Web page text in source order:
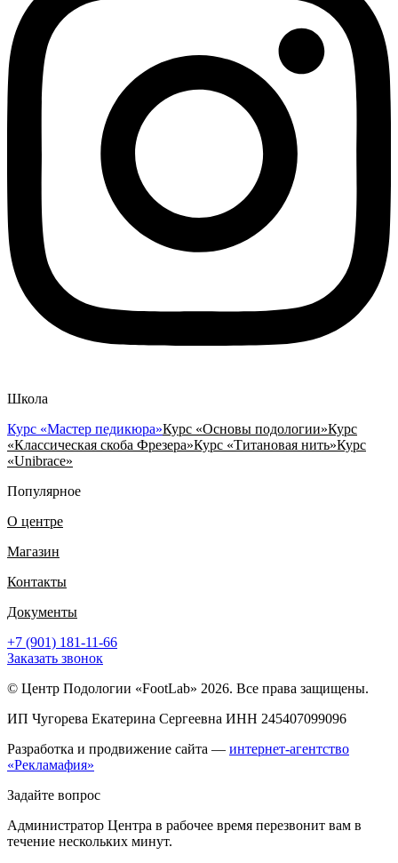
Школа
Курс «Мастер педикюра»Курс «Основы подологии»Курс
«Классическая скоба Фрезера»Курс «Титановая нить»Курс
«Unibrace»
Популярное
О центре
Магазин
Контакты
Документы
+7 (901) 181-11-66
Заказать звонок
© Центр Подологии «FootLab» 2026. Все права защищены.
ИП Чугорева Екатерина Сергеевна ИНН 245407099096
Разработка и продвижение сайта — интернет-агентство
«Рекламафия»
Задайте вопрос
Администратор Центра в рабочее время перезвонит вам в
течение нескольких минут.